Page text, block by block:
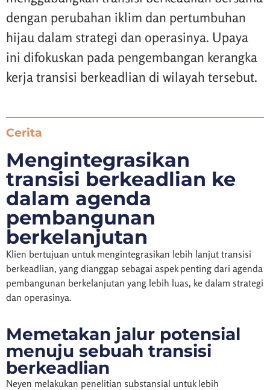
dengan perubahan iklim dan pertumbuhan
hijau dalam strategi dan operasinya. Upaya
ini difokuskan pada pengembangan kerangka
kerja transisi berkeadlian di wilayah tersebut.
Cerita
Mengintegrasikan
transisi berkeadlian ke
dalam agenda
pembangunan
berkelanjutan
Klien bertujuan untuk mengintegrasikan lebih lanjut transisi
berkeadlian, yang dianggap sebagai aspek penting dari agenda
pembangunan berkelanjutan yang lebih luas, ke dalam strategi
dan operasinya.
Memetakan jalur potensial
menuju sebuah transisi
berkeadlian
Neyen melakukan penelitian substansial untuk lebih